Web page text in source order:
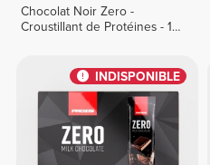
Chocolat Noir Zero -
Croustillant de Protéines - 12
INDISPONIBLE